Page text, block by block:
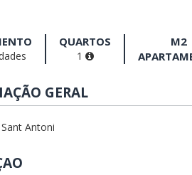
QUARTOS
1
M2
GERAL
Antoni